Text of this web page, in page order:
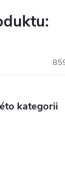
kategorii